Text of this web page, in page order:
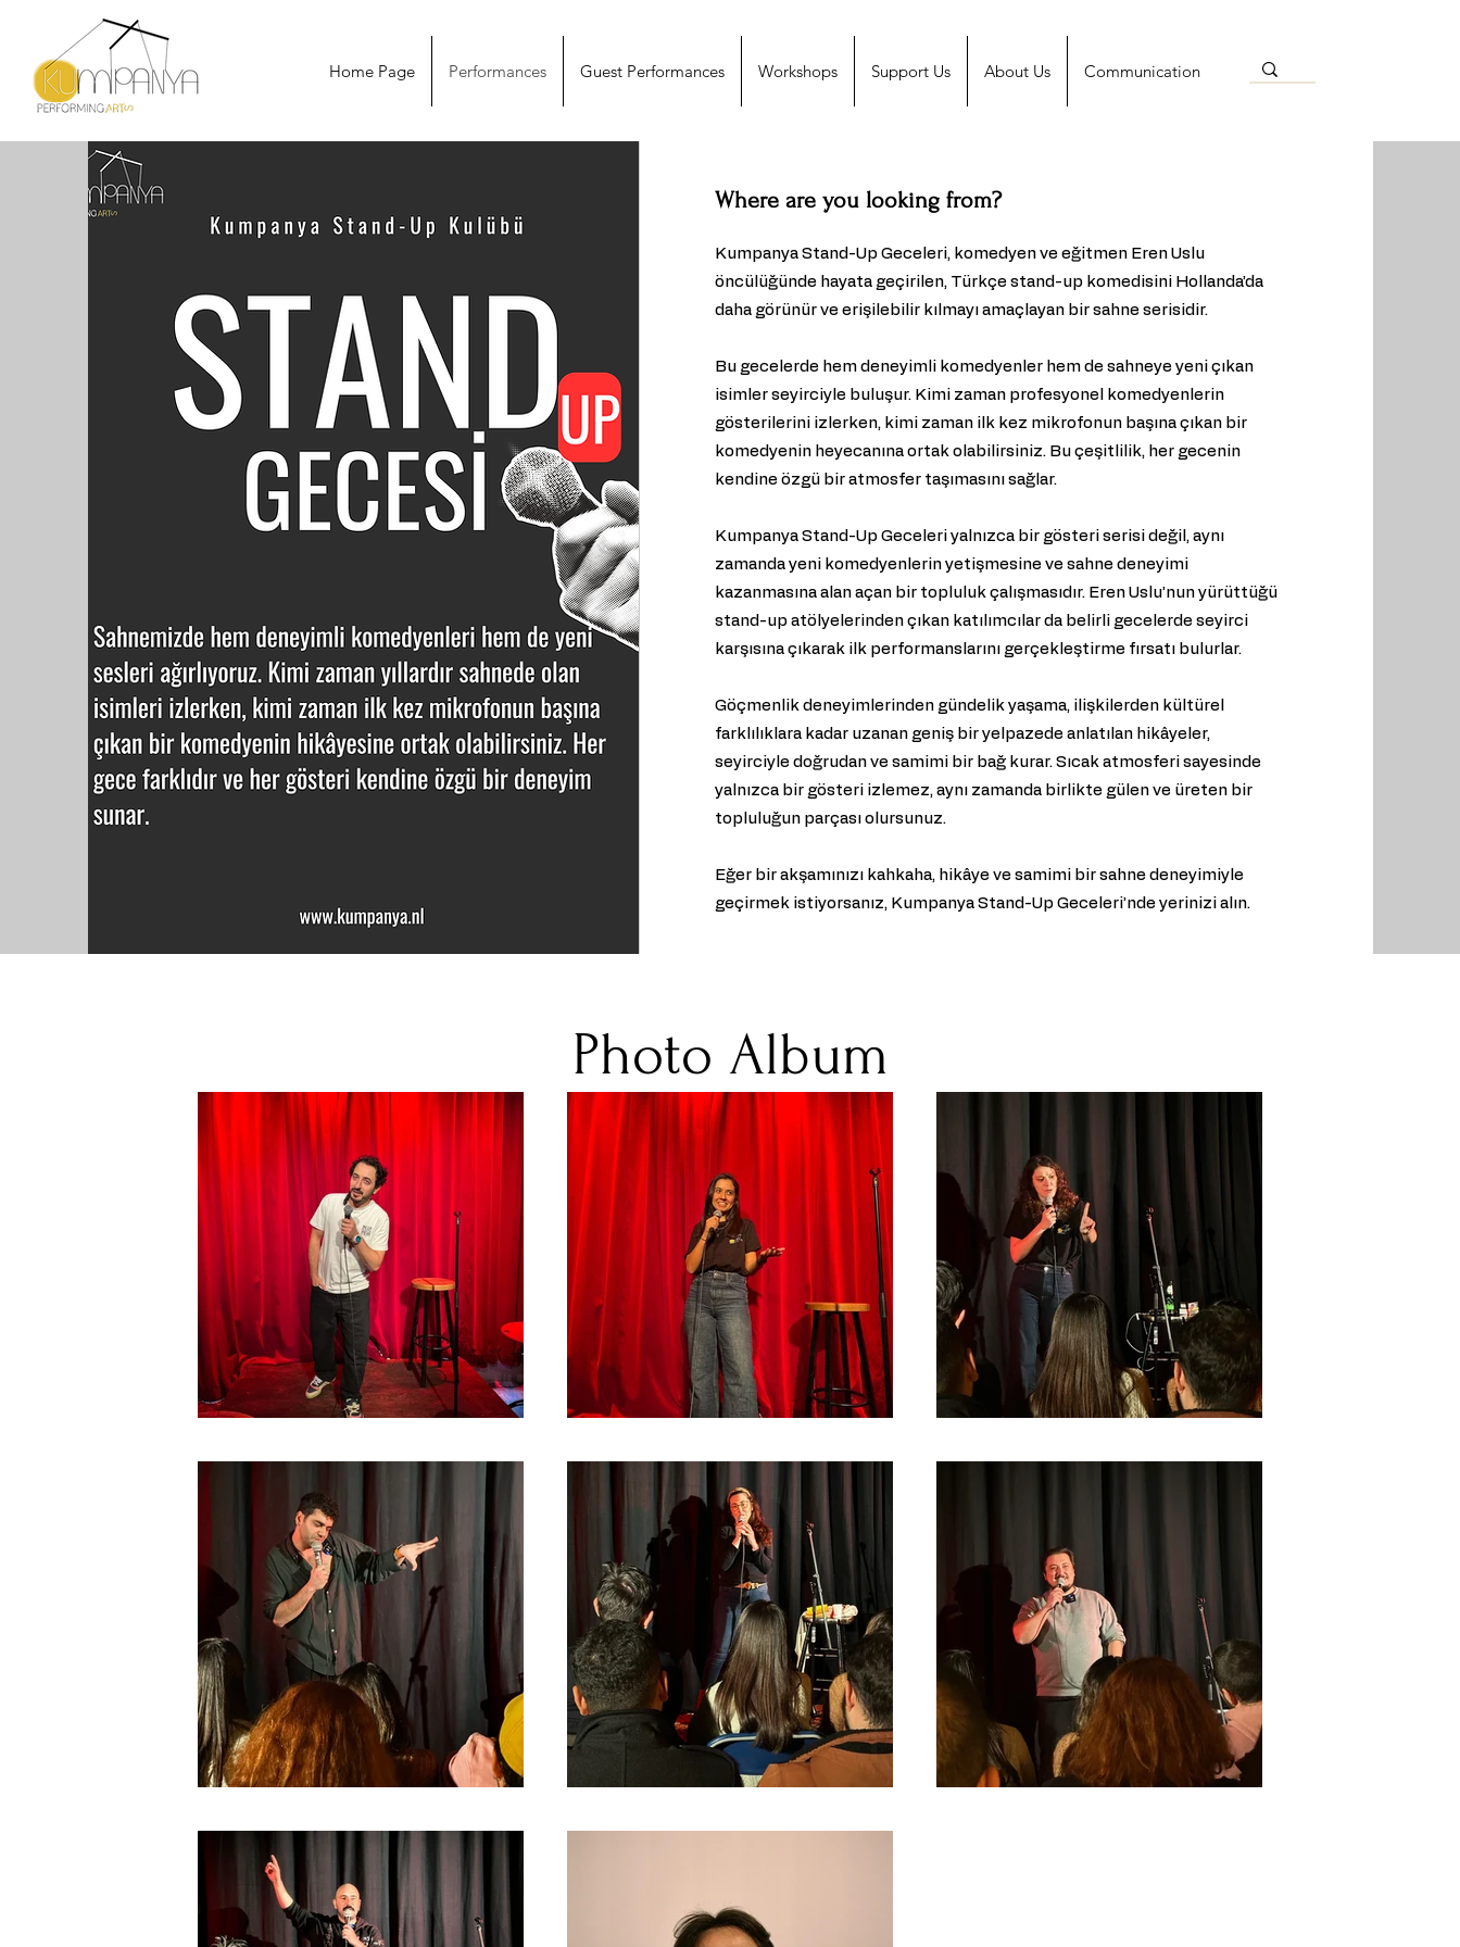
Home Page Performances Guest Performances Workshops Support Us About Us Communication
Where are you looking from?
Kumpanya Stand-Up Geceleri, komedyen ve eğitmen Eren Uslu
öncülüğünde hayata geçirilen, Türkçe stand-up komedisini Hollanda’da
daha görünür ve erişilebilir kılmayı amaçlayan bir sahne serisidir.
Bu gecelerde hem deneyimli komedyenler hem de sahneye yeni çıkan
isimler seyirciyle buluşur. Kimi zaman profesyonel komedyenlerin
gösterilerini izlerken, kimi zaman ilk kez mikrofonun başına çıkan bir
komedyenin heyecanına ortak olabilirsiniz. Bu çeşitlilik, her gecenin
kendine özgü bir atmosfer taşımasını sağlar.
Kumpanya Stand-Up Geceleri yalnızca bir gösteri serisi değil, aynı
zamanda yeni komedyenlerin yetişmesine ve sahne deneyimi
kazanmasına alan açan bir topluluk çalışmasıdır. Eren Uslu’nun yürüttüğü
stand-up atölyelerinden çıkan katılımcılar da belirli gecelerde seyirci
karşısına çıkarak ilk performanslarını gerçekleştirme fırsatı bulurlar.
Göçmenlik deneyimlerinden gündelik yaşama, ilişkilerden kültürel
farklılıklara kadar uzanan geniş bir yelpazede anlatılan hikâyeler,
seyirciyle doğrudan ve samimi bir bağ kurar. Sıcak atmosferi sayesinde
yalnızca bir gösteri izlemez, aynı zamanda birlikte gülen ve üreten bir
topluluğun parçası olursunuz.
Eğer bir akşamınızı kahkaha, hikâye ve samimi bir sahne deneyimiyle
geçirmek istiyorsanız, Kumpanya Stand-Up Geceleri’nde yerinizi alın.
Photo Album